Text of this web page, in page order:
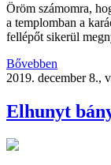
Öröm számomra,
a templomban a
fellépőt sikerül
Bővebben
2019. december 8.,
Elhunyt